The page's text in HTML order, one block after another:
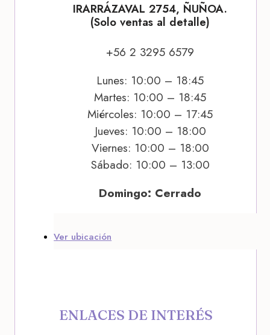
IRARRÁZAVAL 2754, ÑUÑOA.
(Solo ventas al detalle)
+56 2 3295 6579
Lunes: 10:00 – 18:45
Martes: 10:00 – 18:45
Miércoles: 10:00 – 17:45
Jueves: 10:00 – 18:00
Viernes: 10:00 – 18:00
Sábado: 10:00 – 13:00
Domingo: Cerrado
Ver ubicación
ENLACES DE INTERÉS